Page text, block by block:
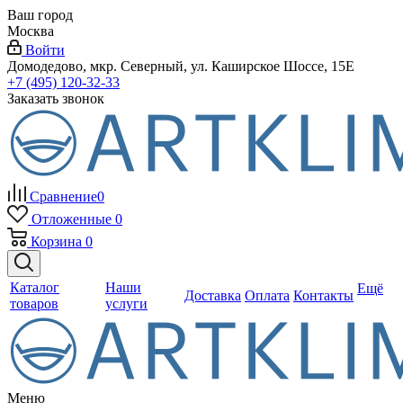
Ваш город
Москва
Войти
Домодедово, мкр. Северный, ул. Каширское Шоссе, 15Е
+7 (495) 120-32-33
Заказать звонок
Сравнение0
Отложенные 0
Корзина 0
Каталог
товаров
Наши
услуги
Доставка Оплата Контакты Ещё
Меню